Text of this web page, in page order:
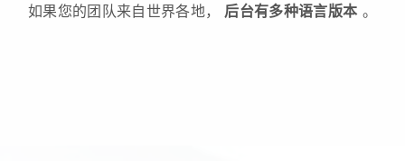
如果您的团队来自世界各地， 后台有多种语言版本 。